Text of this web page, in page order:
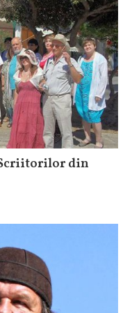
din